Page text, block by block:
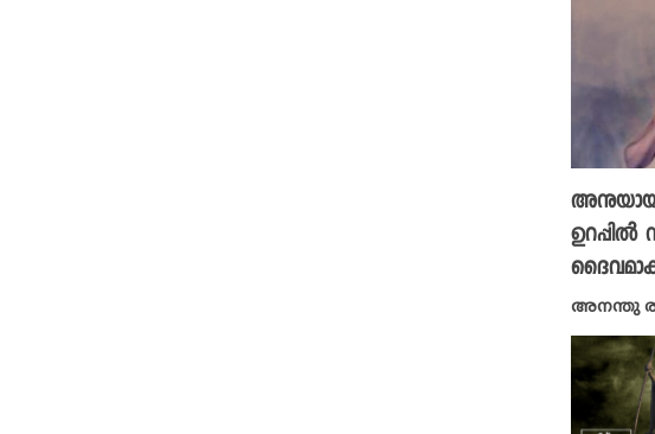
ഉറപ്പിൽ
അനന്തു